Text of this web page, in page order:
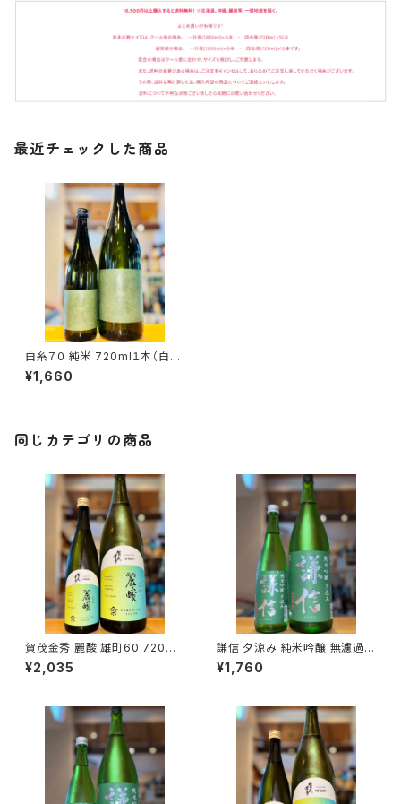
最近チェックした商品
白糸７０ 純米 720ml１本（白糸
酒造・福岡県糸島市本）
¥1,660
同じカテゴリの商品
賀茂金秀 麗酸 雄町60 720ml
１本（金光酒造・広島県東広島市
黒瀬町）
¥2,035
謙信 夕涼み 純米吟醸 無濾過生
720ml１本（池田屋酒造・新潟
県糸魚川市新鉄）
¥1,760